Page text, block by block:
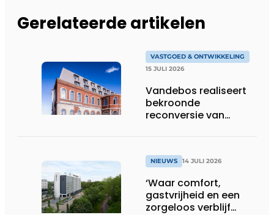
Gerelateerde artikelen
VASTGOED & ONTWIKKELING
15 JULI 2026
Vandebos realiseert
bekroonde
reconversie van
NIEUWS 14 JULI 2026
‘Waar comfort,
gastvrijheid en een
zorgeloos verblijf